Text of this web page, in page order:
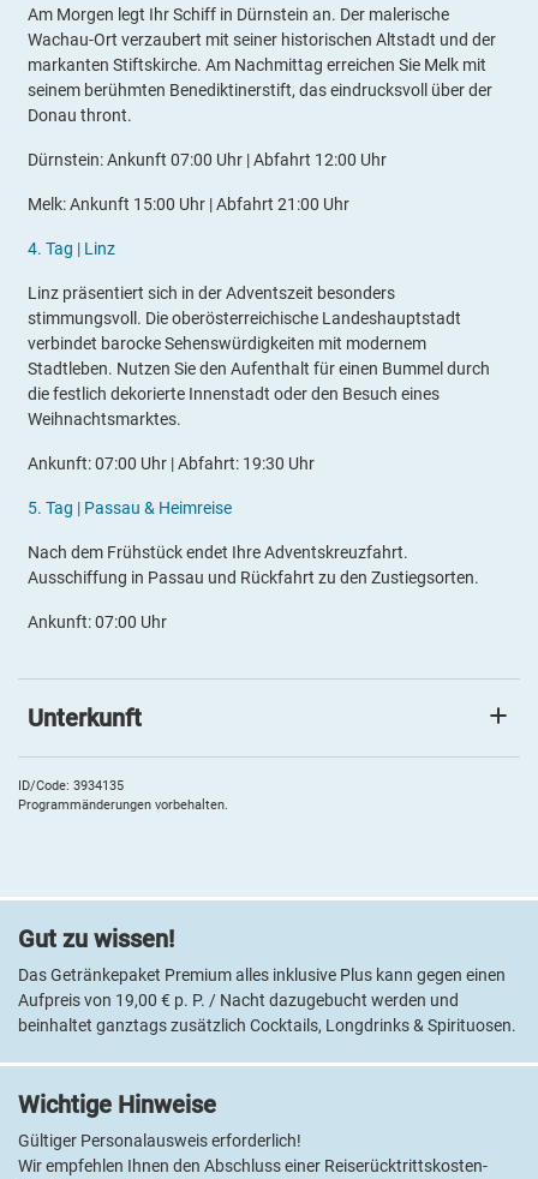
Am Morgen legt Ihr Schiff in Dürnstein an. Der malerische
Wachau-Ort verzaubert mit seiner historischen Altstadt und der
markanten Stiftskirche. Am Nachmittag erreichen Sie Melk mit
seinem berühmten Benediktinerstift, das eindrucksvoll über der
Donau thront.
Dürnstein: Ankunft 07:00 Uhr | Abfahrt 12:00 Uhr
Melk: Ankunft 15:00 Uhr | Abfahrt 21:00 Uhr
4. Tag | Linz
Linz präsentiert sich in der Adventszeit besonders
stimmungsvoll. Die oberösterreichische Landeshauptstadt
verbindet barocke Sehenswürdigkeiten mit modernem
Stadtleben. Nutzen Sie den Aufenthalt für einen Bummel durch
die festlich dekorierte Innenstadt oder den Besuch eines
Weihnachtsmarktes.
Ankunft: 07:00 Uhr | Abfahrt: 19:30 Uhr
5. Tag | Passau & Heimreise
Nach dem Frühstück endet Ihre Adventskreuzfahrt.
Ausschiffung in Passau und Rückfahrt zu den Zustiegsorten.
Ankunft: 07:00 Uhr
Unterkunft
Die A-ROSA RIVA bietet entspannten Kreuzfahrtkomfort auf der
Donau. Freuen Sie sich auf ein stilvolles Ambiente, ein
ganztägig inkludierten alkoholfreien Getränken sowie einer
Urlaubstage an Bord.
ID/Code: 3934135
Programmänderungen vorbehalten.
Wichtige Hinweise
Gültiger Personalausweis erforderlich!
Wir empfehlen Ihnen den Abschluss einer Reiserücktrittskosten-
Gut zu wissen!
Das Getränkepaket Premium alles inklusive Plus kann gegen einen
Aufpreis von 19,00 € p. P. / Nacht dazugebucht werden und
beinhaltet ganztags zusätzlich Cocktails, Longdrinks & Spirituosen.